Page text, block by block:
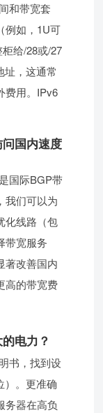
和带宽套
例如，1U可
给/28或/27
址，这通常
费用。IPv6
国内速度
国际BGP带
我们可以为
化线路（包
带宽服务
著改善国内
高的带宽费
电力？
书，找到设
）。更准确
务器在高负